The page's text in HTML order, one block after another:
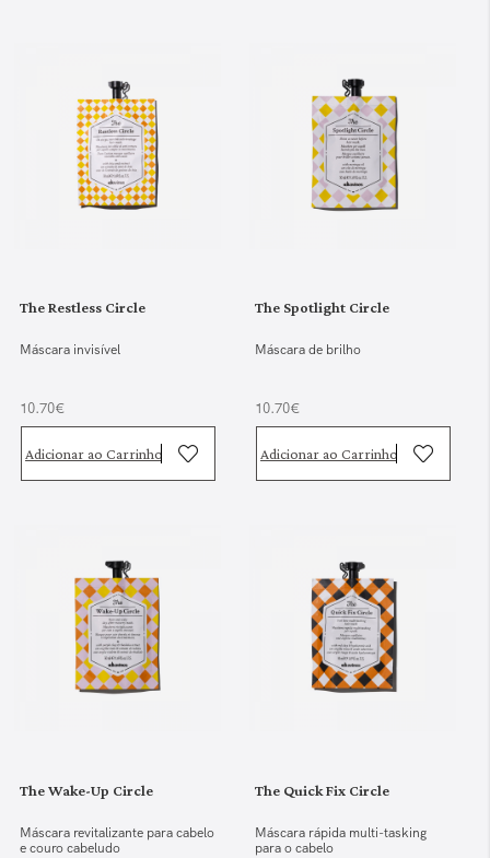
The Restless Circle
Máscara invisível
10.70€
Adicionar ao Carrinho
The Spotlight Circle
Máscara de brilho
10.70€
Adicionar ao Carrinho
The Wake-Up Circle
Máscara revitalizante para cabelo
e couro cabeludo
The Quick Fix Circle
Máscara rápida multi-tasking
para o cabelo